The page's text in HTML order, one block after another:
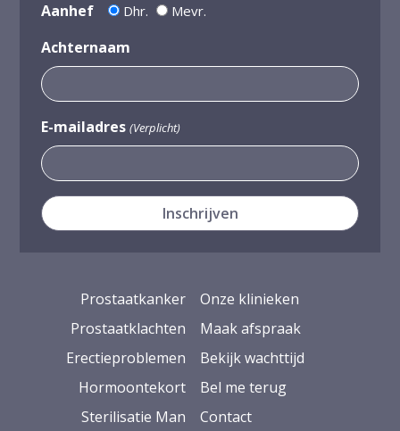
Aanhef Dhr. Mevr.
Achternaam
E-mailadres (Verplicht)
Prostaatkanker
Prostaatklachten
Erectieproblemen
Hormoontekort
Sterilisatie Man
Onze klinieken
Maak afspraak
Bekijk wachttijd
Bel me terug
Contact